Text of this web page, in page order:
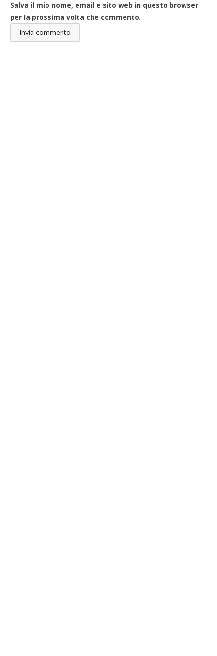
Salva il mio nome, email e sito web in questo browser
per la prossima volta che commento.